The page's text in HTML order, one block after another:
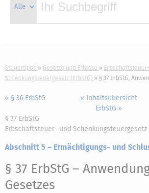
Steuertipps Gesetze und Erlasse
Schenkungsteuergesetz (ErbStG)
§ 37 ErbStG,
« § 36 ErbStG
« Inhaltsübersicht
ErbStG »
§ 37 ErbStG
Erbschaftsteuer- und Schenkungsteuergesetz
Abschnitt 5 – Ermächtigungs- und
§ 37 ErbStG –
Gesetzes